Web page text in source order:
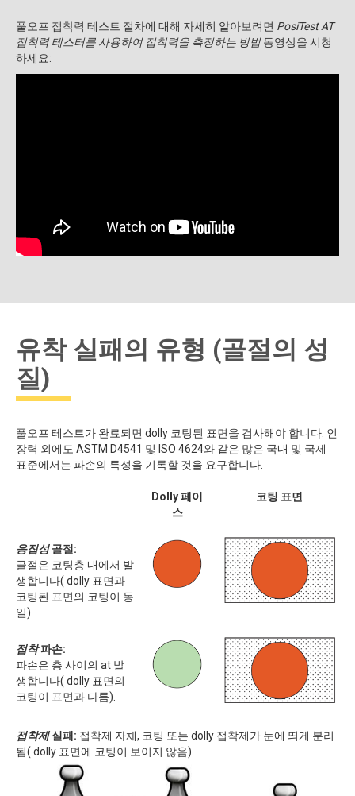
풀오프 접착력 테스트 절차에 대해 자세히 알아보려면 PosiTest AT
접착력 테스터를 사용하여 접착력을 측정하는 방법동영상을 시청
하세요:
유착 실패의 유형 (골절의 성
질)
풀오프 테스트가 완료되면 dolly 코팅된 표면을 검사해야 합니다. 인
장력 외에도 ASTM D4541 및 ISO 4624와 같은 많은 국내 및 국제
표준에서는 파손의 특성을 기록할 것을 요구합니다.
Dolly 페이
스
코팅 표면
응집성골절:
골절은 코팅층 내에서 발
생합니다( dolly 표면과
코팅된 표면의 코팅이 동
일).
접착파손:
파손은 층 사이의 at 발
생합니다( dolly 표면의
코팅이 표면과 다름).
접착제 실패: 접착제 자체, 코팅 또는 dolly 접착제가 눈에 띄게 분리
됨( dolly 표면에 코팅이 보이지 않음).